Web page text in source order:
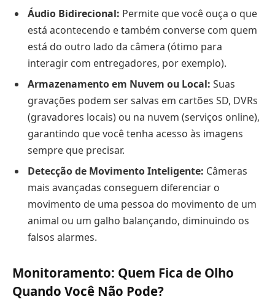
Áudio Bidirecional: Permite que você ouça o que
está acontecendo e também converse com quem
está do outro lado da câmera (ótimo para
interagir com entregadores, por exemplo).
Armazenamento em Nuvem ou Local: Suas
gravações podem ser salvas em cartões SD, DVRs
(gravadores locais) ou na nuvem (serviços online),
garantindo que você tenha acesso às imagens
sempre que precisar.
Detecção de Movimento Inteligente: Câmeras
mais avançadas conseguem diferenciar o
movimento de uma pessoa do movimento de um
animal ou um galho balançando, diminuindo os
falsos alarmes.
Monitoramento: Quem Fica de Olho
Quando Você Não Pode?